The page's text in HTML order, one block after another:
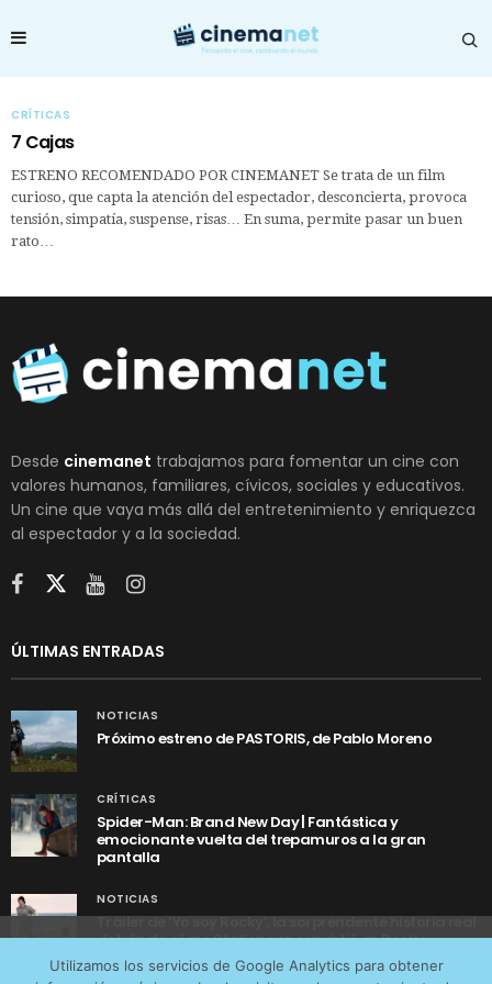
CRÍTICAS
7 Cajas
ESTRENO RECOMENDADO POR CINEMANET Se trata de un film
curioso, que capta la atención del espectador, desconcierta, provoca
tensión, simpatía, suspense, risas… En suma, permite pasar un buen
rato…
Desde cinemanet trabajamos para fomentar un cine con
valores humanos, familiares, cívicos, sociales y educativos.
Un cine que vaya más allá del entretenimiento y enriquezca
al espectador y a la sociedad.
ÚLTIMAS ENTRADAS
NOTICIAS
Próximo estreno de PASTORIS, de Pablo Moreno
CRÍTICAS
Spider-Man: Brand New Day | Fantástica y
emocionante vuelta del trepamuros a la gran
pantalla
NOTICIAS
Tráiler de ‘Yo soy Rocky’, la sorprendente historia real
detrás de cómo Stallone se convirtió en Rocky
Utilizamos los servicios de Google Analytics para obtener
tráfico web que recibimos y conocer los servicios que